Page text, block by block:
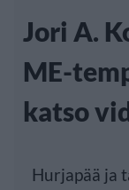
Jori A.
ME-
katso
Hurjapää ja